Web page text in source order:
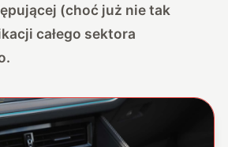
(choć już nie tak
całego sektora